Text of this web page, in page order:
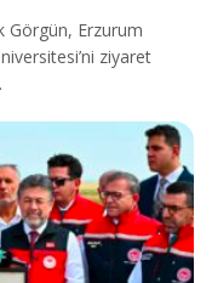
Görgün, Erzurum
ziyaret